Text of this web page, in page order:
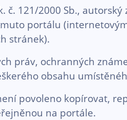
121/2000 Sb.,
portálu
stránek).
práv, ochranných
obsahu
povoleno kopírovat,
na portále.